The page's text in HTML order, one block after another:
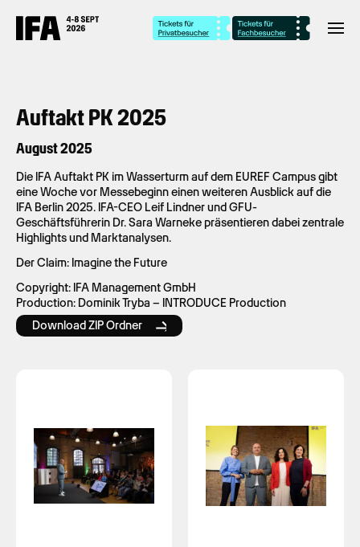
Auftakt PK 2025
August 2025
Die IFA Auftakt PK im Wasserturm auf dem EUREF Campus gibt
eine Woche vor Messebeginn einen weiteren Ausblick auf die
IFA Berlin 2025. IFA-CEO Leif Lindner und GFU-
Geschäftsführerin Dr. Sara Warneke präsentieren dabei zentrale
Highlights und Marktanalysen.
Der Claim: Imagine the Future
Copyright: IFA Management GmbH
Production: Dominik Tryba – INTRODUCE Production
Download ZIP Ordner